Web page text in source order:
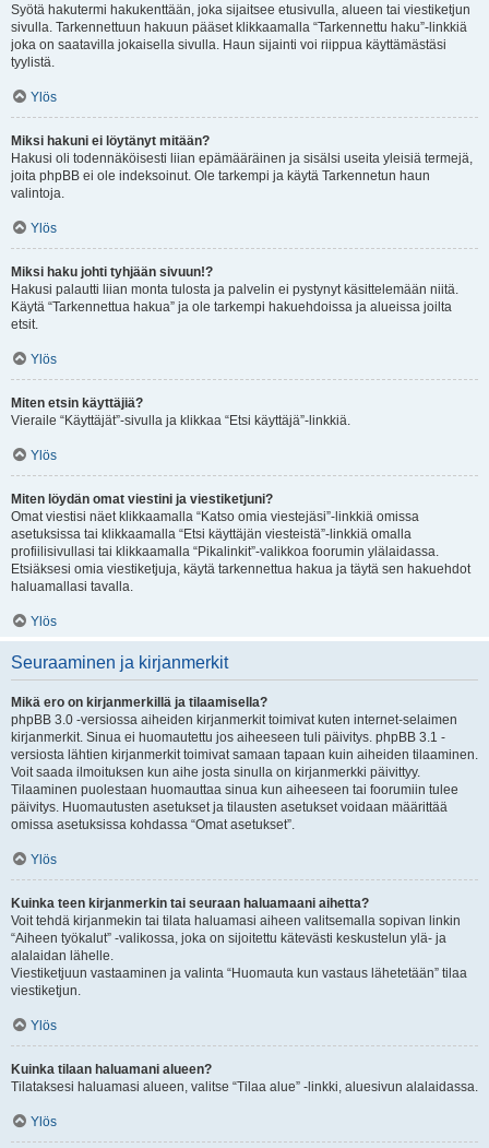
Syötä hakutermi hakukenttään, joka sijaitsee etusivulla, alueen tai viestiketjun
sivulla. Tarkennettuun hakuun pääset klikkaamalla “Tarkennettu haku”-linkkiä
joka on saatavilla jokaisella sivulla. Haun sijainti voi riippua käyttämästäsi
tyylistä.
Ylös
Miksi hakuni ei löytänyt mitään?
Hakusi oli todennäköisesti liian epämääräinen ja sisälsi useita yleisiä termejä,
joita phpBB ei ole indeksoinut. Ole tarkempi ja käytä Tarkennetun haun
valintoja.
Ylös
Miksi haku johti tyhjään sivuun!?
Hakusi palautti liian monta tulosta ja palvelin ei pystynyt käsittelemään niitä.
Käytä “Tarkennettua hakua” ja ole tarkempi hakuehdoissa ja alueissa joilta
etsit.
Ylös
Miten etsin käyttäjiä?
Vieraile “Käyttäjät”-sivulla ja klikkaa “Etsi käyttäjä”-linkkiä.
Ylös
Miten löydän omat viestini ja viestiketjuni?
Omat viestisi näet klikkaamalla “Katso omia viestejäsi”-linkkiä omissa
asetuksissa tai klikkaamalla “Etsi käyttäjän viesteistä”-linkkiä omalla
profiilisivullasi tai klikkaamalla “Pikalinkit”-valikkoa foorumin ylälaidassa.
Etsiäksesi omia viestiketjuja, käytä tarkennettua hakua ja täytä sen hakuehdot
haluamallasi tavalla.
Ylös
Seuraaminen ja kirjanmerkit
Mikä ero on kirjanmerkillä ja tilaamisella?
phpBB 3.0 -versiossa aiheiden kirjanmerkit toimivat kuten internet-selaimen
kirjanmerkit. Sinua ei huomautettu jos aiheeseen tuli päivitys. phpBB 3.1 -
versiosta lähtien kirjanmerkit toimivat samaan tapaan kuin aiheiden tilaaminen.
Voit saada ilmoituksen kun aihe josta sinulla on kirjanmerkki päivittyy.
Tilaaminen puolestaan huomauttaa sinua kun aiheeseen tai foorumiin tulee
päivitys. Huomautusten asetukset ja tilausten asetukset voidaan määrittää
omissa asetuksissa kohdassa “Omat asetukset”.
Ylös
Kuinka teen kirjanmerkin tai seuraan haluamaani aihetta?
Voit tehdä kirjanmekin tai tilata haluamasi aiheen valitsemalla sopivan linkin
“Aiheen työkalut” -valikossa, joka on sijoitettu kätevästi keskustelun ylä- ja
alalaidan lähelle.
Viestiketjuun vastaaminen ja valinta “Huomauta kun vastaus lähetetään” tilaa
viestiketjun.
Ylös
Kuinka tilaan haluamani alueen?
Tilataksesi haluamasi alueen, valitse “Tilaa alue” -linkki, aluesivun alalaidassa.
Ylös